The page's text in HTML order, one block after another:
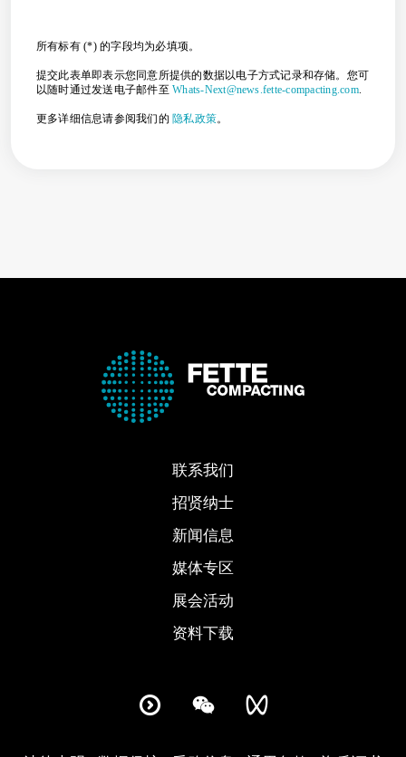
所有标有 (*) 的字段均为必填项。
提交此表单即表示您同意所提供的数据以电子方式记录和存储。您可
以随时通过发送电子邮件至Whats-Next@news.fette-compacting.com.
更多详细信息请参阅我们的 隐私政策。
联系我们
招贤纳士
新闻信息
媒体专区
展会活动
资料下载